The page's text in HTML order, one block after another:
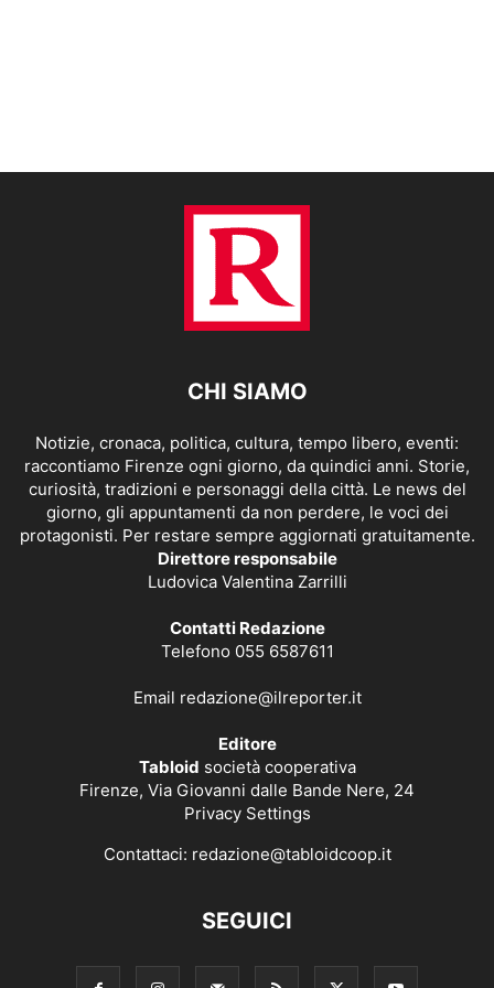
CHI SIAMO
Notizie, cronaca, politica, cultura, tempo libero, eventi:
raccontiamo Firenze ogni giorno, da quindici anni. Storie,
curiosità, tradizioni e personaggi della città. Le news del
giorno, gli appuntamenti da non perdere, le voci dei
protagonisti. Per restare sempre aggiornati gratuitamente.
Direttore responsabile
Ludovica Valentina Zarrilli
Contatti Redazione
Telefono 055 6587611
Email redazione@ilreporter.it
Editore
Tabloid società cooperativa
Firenze, Via Giovanni dalle Bande Nere, 24
Privacy Settings
Contattaci: redazione@tabloidcoop.it
SEGUICI